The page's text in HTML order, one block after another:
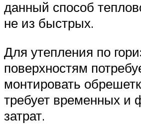
данный способ
не из быстрых.
Для утепления по
поверхностям
монтировать
требует временных и
затрат.